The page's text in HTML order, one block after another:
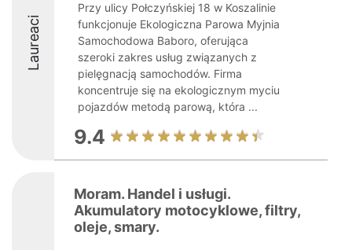
Laureaci
Przy ulicy Połczyńskiej 18 w Koszalinie
funkcjonuje Ekologiczna Parowa Myjnia
Samochodowa Baboro, oferująca
szeroki zakres usług związanych z
pielęgnacją samochodów. Firma
koncentruje się na ekologicznym myciu
pojazdów metodą parową, która ...
9.4
Moram. Handel i usługi.
Akumulatory motocyklowe, filtry,
oleje, smary.